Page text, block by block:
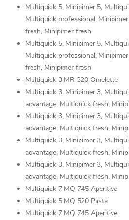
Multiquick 5, Minipimer 5,
Multiquick professional,
fresh, Minipimer fresh
Multiquick 5, Minipimer 5,
Multiquick professional,
fresh, Minipimer fresh
Multiquick 3 MR 320 Omelette
Multiquick 3, Minipimer 3,
advantage, Multiquick fresh,
Multiquick 3, Minipimer 3,
advantage, Multiquick fresh,
Multiquick 3, Minipimer 3,
advantage, Multiquick fresh,
Multiquick 3, Minipimer 3,
advantage, Multiquick fresh,
Multiquick 7 MQ 745 Aperitive
Multiquick 5 MQ 520 Pasta
Multiquick 7 MQ 745 Aperitive